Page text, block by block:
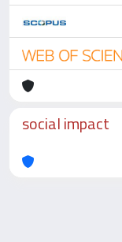
social impact